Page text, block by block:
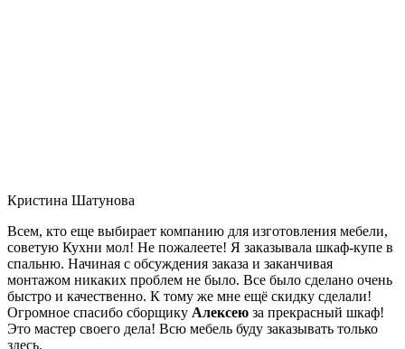
Кристина Шатунова
Всем, кто еще выбирает компанию для изготовления мебели,
советую Кухни мол! Не пожалеете! Я заказывала шкаф-купе в
спальню. Начиная с обсуждения заказа и заканчивая
монтажом никаких проблем не было. Все было сделано очень
быстро и качественно. К тому же мне ещё скидку сделали!
Огромное спасибо сборщику Алексею за прекрасный шкаф!
Это мастер своего дела! Всю мебель буду заказывать только
здесь.